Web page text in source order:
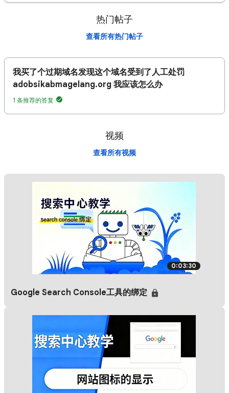
热门帖子
查看所有热门帖子
我买了个过期域名发现这个域名受到了人工处罚
adobsikabmagelang.org 我应该怎么办
1 条推荐的答复
视频
查看所有视频
0:03:30
Google Search Console工具的绑定